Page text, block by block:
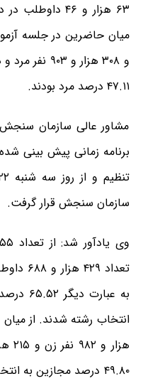
۶۳ هزار و ۴۶
۴۷.۱۱ درصد مرد بودند.
مشاور عالی سازمان
برنامه زمانی پیش بینی
سازمان سنجش قرار گرفت.
تعداد
به